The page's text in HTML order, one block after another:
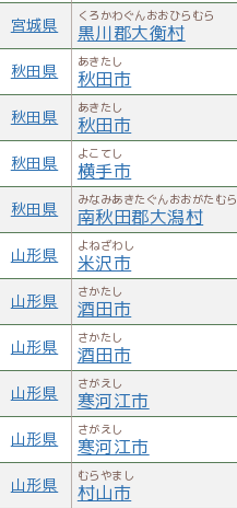
宮城県 くろかわぐんおおひらむら
黒川郡大衡村
秋田県 あきたし
秋田市
秋田県 あきたし
秋田市
秋田県 よこてし
横手市
秋田県 みなみあきたぐんおおがたむら
南秋田郡大潟村
山形県 よねざわし
米沢市
山形県 さかたし
酒田市
山形県 さかたし
酒田市
山形県 さがえし
寒河江市
山形県 さがえし
寒河江市
山形県 むらやまし
村山市